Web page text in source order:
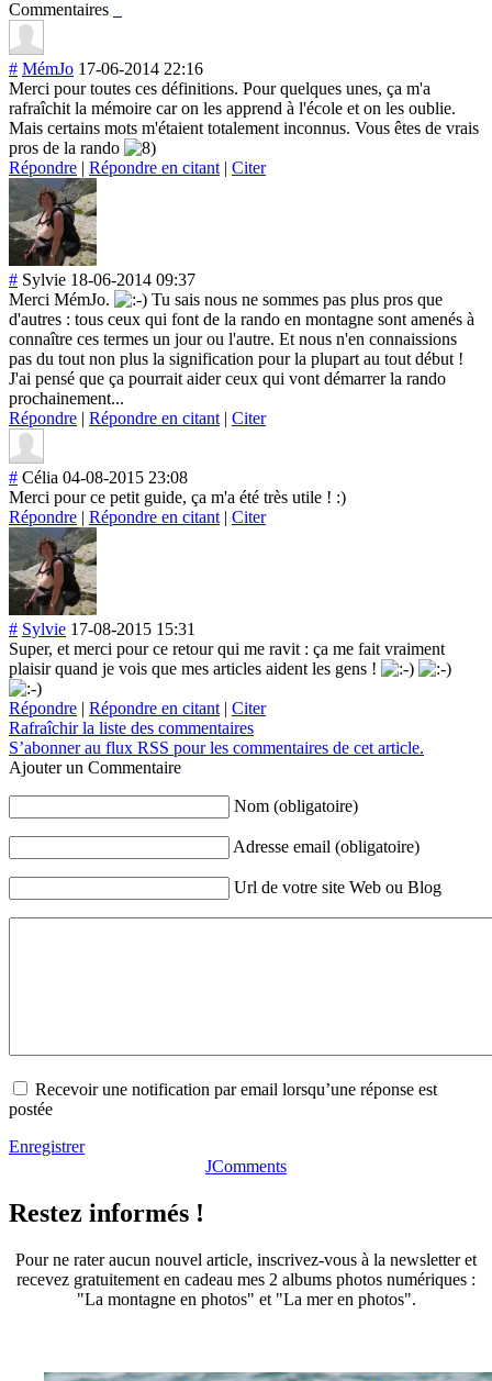
Commentaires
# MémJo 17-06-2014 22:16
Merci pour toutes ces définitions. Pour quelques unes, ça m'a
rafraîchit la mémoire car on les apprend à l'école et on les oublie.
Mais certains mots m'étaient totalement inconnus. Vous êtes de vrais
pros de la rando
Répondre | Répondre en citant | Citer
# Sylvie 18-06-2014 09:37
Merci MémJo.
Tu sais nous ne sommes pas plus pros que
d'autres : tous ceux qui font de la rando en montagne sont amenés à
connaître ces termes un jour ou l'autre. Et nous n'en connaissions
pas du tout non plus la signification pour la plupart au tout début !
J'ai pensé que ça pourrait aider ceux qui vont démarrer la rando
prochainement...
Répondre | Répondre en citant | Citer
# Célia 04-08-2015 23:08
Merci pour ce petit guide, ça m'a été très utile ! :)
Répondre | Répondre en citant | Citer
# Sylvie 17-08-2015 15:31
Super, et merci pour ce retour qui me ravit : ça me fait vraiment
plaisir quand je vois que mes articles aident les gens !
Répondre | Répondre en citant | Citer
Rafraîchir la liste des commentaires
S’abonner au flux RSS pour les commentaires de cet article.
Ajouter un Commentaire
Nom (obligatoire)
Adresse email (obligatoire)
Url de votre site Web ou Blog
Recevoir une notification par email lorsqu’une réponse est
postée
Enregistrer
JComments
Restez informés !
Pour ne rater aucun nouvel article, inscrivez-vous à la newsletter et
recevez gratuitement en cadeau mes 2 albums photos numériques :
"La montagne en photos" et "La mer en photos".